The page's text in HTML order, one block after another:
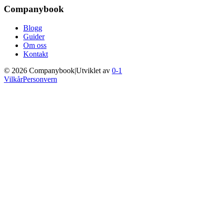
Companybook
Blogg
Guider
Om oss
Kontakt
© 2026 Companybook|Utviklet av 0-1
VilkårPersonvern